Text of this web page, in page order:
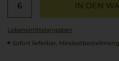
IN DEN
Lebensmittel­angaben
Sofort lieferbar,